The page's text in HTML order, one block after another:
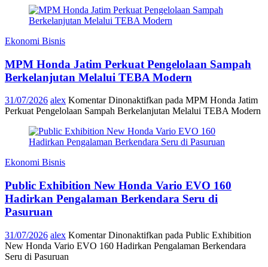
Ekonomi Bisnis
MPM Honda Jatim Perkuat Pengelolaan Sampah
Berkelanjutan Melalui TEBA Modern
31/07/2026 alex Komentar Dinonaktifkan pada MPM Honda Jatim
Perkuat Pengelolaan Sampah Berkelanjutan Melalui TEBA Modern
Ekonomi Bisnis
Public Exhibition New Honda Vario EVO 160
Hadirkan Pengalaman Berkendara Seru di
Pasuruan
31/07/2026 alex Komentar Dinonaktifkan pada Public Exhibition
New Honda Vario EVO 160 Hadirkan Pengalaman Berkendara
Seru di Pasuruan